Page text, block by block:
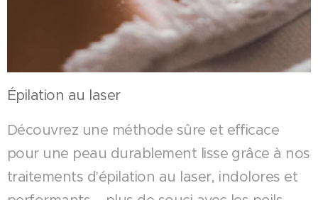
Épilation au laser
Découvrez une méthode sûre et efficace
pour une peau durablement lisse grâce à nos
traitements d'épilation au laser, indolores et